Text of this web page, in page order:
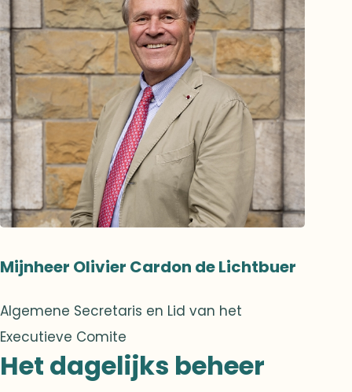
Mijnheer Olivier Cardon de Lichtbuer
Algemene Secretaris en Lid van het
Executieve Comite
Het dagelijks beheer